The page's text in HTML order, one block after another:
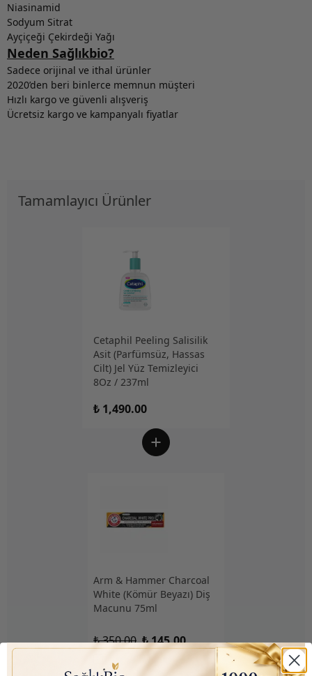
Niasinamid
Sodyum Sitrat
Ayçiçeği Çekirdeği Yağı
Neden Sağlıkbio?
Sadece orijinal ve ithal ürünler
2020’den beri binlerce memnun müşteri
Hızlı kargo ve güvenli alışveriş
Ücretsiz kargo ve kampanyalı fiyatlar
Tamamlayıcı Ürünler
Cetaphil Peeling Salisilik
Asit (Parfümsüz, Hassas
Cilt) Jel Yüz Temizleyici
8Oz / 237ml
₺ 1,490.00
Arm & Hammer Charcoal
White (Kömür Beyazı) Diş
Macunu 75ml
₺ 350.00 ₺ 145.00